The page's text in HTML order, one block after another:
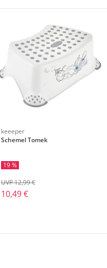
keeeper
Schemel Tomek
19 %
10,49 €
UVP 12,99 €